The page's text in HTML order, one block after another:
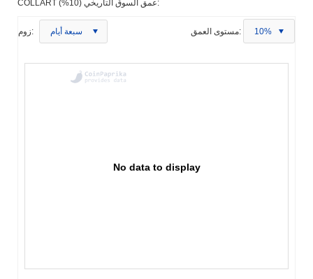
COLLART عمق السوق التاريخي (10%):
زوم: سبعة أيام مستوى العمق: 10%
No data to display